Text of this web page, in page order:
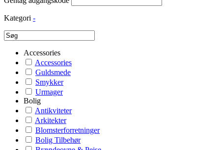
Kategori -
Accessories
Accessories
Guldsmede
Smykker
Urmager
Bolig
Antikviteter
Arkitekter
Blomsterforretninger
Bolig Tilbehør